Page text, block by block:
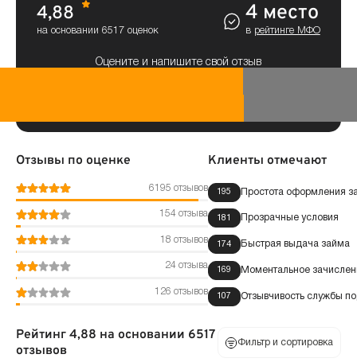
4,88
на основании 6517 оценок
4 место
в рейтинге МФО
Оцените и напишите свой отзыв
Отзывы по оценке
6195 отзывов
154 отзыва
18 отзывов
24 отзыва
126 отзывов
Клиенты отмечают
195 Простота оформления
181 Прозрачные условия
174 Быстрая выдача займа
169 Моментальное
107 Отзывчивость службы
Рейтинг 4,88 на основании 6517
отзывов
Фильтр и сортировка